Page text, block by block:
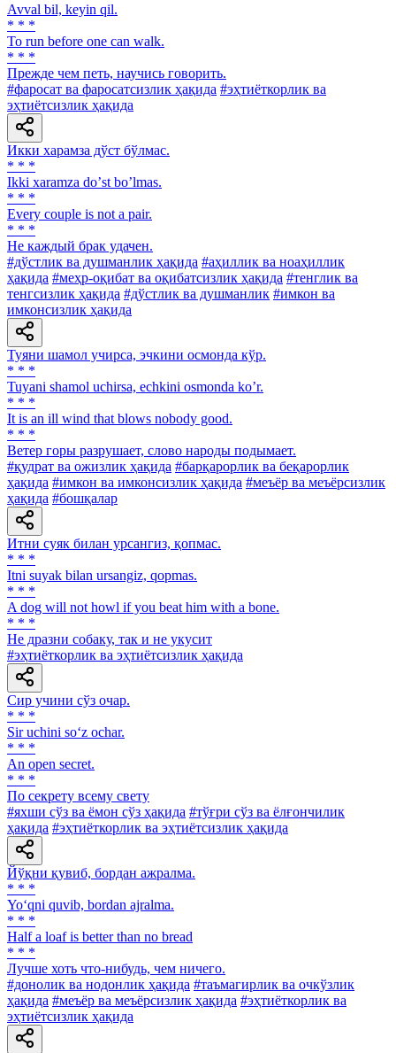
Avval bil, keyin qil.
* * *
To run before one can walk.
* * *
Прежде чем петь, научись говорить.
#фаросат ва фаросатсизлик ҳақида #эҳтиёткорлик ва
эҳтиётсизлик ҳақида
Икки харамза дўст бўлмас.
* * *
Ikki xaramza doʼst boʼlmas.
* * *
Every couple is not a pair.
* * *
He каждый брак удачен.
#дўстлик ва душманлик ҳақида #аҳиллик ва ноаҳиллик
ҳақида #меҳр-оқибат ва оқибатсизлик ҳақида #тенглик ва
тенгсизлик ҳақида #дўстлик ва душманлик #имкон ва
имконсизлик ҳақида
Туяни шамол учирса, эчкини осмонда кўр.
* * *
Tuyani shamol uchirsa, echkini osmonda koʼr.
* * *
It is an ill wind that blows nobody good.
* * *
Ветер горы разрушает, слово народы подымает.
#қудрат ва ожизлик ҳақида #барқарорлик ва беқарорлик
ҳақида #имкон ва имконсизлик ҳақида #меъёр ва меъёрсизлик
ҳақида #бошқалар
Итни суяк билан урсангиз, қопмас.
* * *
Itni suyak bilan ursangiz, qopmas.
* * *
A dog will not howl if you beat him with a bone.
* * *
He дразни собаку, так и не укусит
#эҳтиёткорлик ва эҳтиётсизлик ҳақида
Сир учини сўз очар.
* * *
Sir uchini so‘z ochar.
* * *
An open secret.
* * *
По секрету всему свету
#яхши сўз ва ёмон сўз ҳақида #тўғри сўз ва ёлғончилик
ҳақида #эҳтиёткорлик ва эҳтиётсизлик ҳақида
Йўқни қувиб, бордан ажралма.
* * *
Yo‘qni quvib, bordan ajralma.
* * *
Half a loaf is better than no bread
* * *
Лучше хоть что-нибудь, чем ничего.
#донолик ва нодонлик ҳақида #таъмагирлик ва очкўзлик
ҳақида #меъёр ва меъёрсизлик ҳақида #эҳтиёткорлик ва
эҳтиётсизлик ҳақида